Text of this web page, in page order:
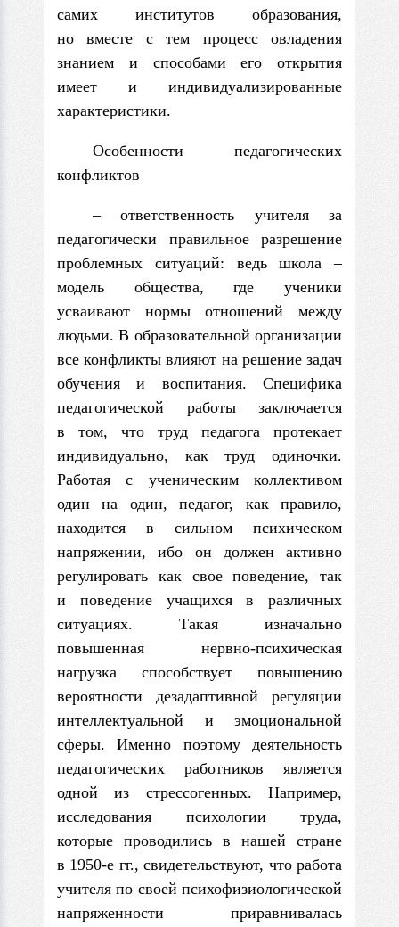
самих институтов образования,
но вместе с тем процесс овладения
знанием и способами его открытия
имеет и индивидуализированные
характеристики.
Особенности педагогических
конфликтов
– ответственность учителя за
педагогически правильное разрешение
проблемных ситуаций: ведь школа –
модель общества, где ученики
усваивают нормы отношений между
людьми. В образовательной организации
все конфликты влияют на решение задач
обучения и воспитания. Специфика
педагогической работы заключается
в том, что труд педагога протекает
индивидуально, как труд одиночки.
Работая с ученическим коллективом
один на один, педагог, как правило,
находится в сильном психическом
напряжении, ибо он должен ак­тивно
регулировать как свое поведение, так
и поведение учащихся в различных
ситуациях. Такая изначально
повышенная нервно-психическая
нагрузка спо­собствует повышению
вероятности дезадаптивной регуляции
интеллектуальной и эмоциональной
сферы. Именно поэтому деятельность
педагогических работников является
одной из стрессогенных. Например,
исследования психологии труда,
которые проводились в нашей стране
в 1950-е гг., свидетельствуют, что работа
учителя по своей психофизиологической
напряженности приравнивалась